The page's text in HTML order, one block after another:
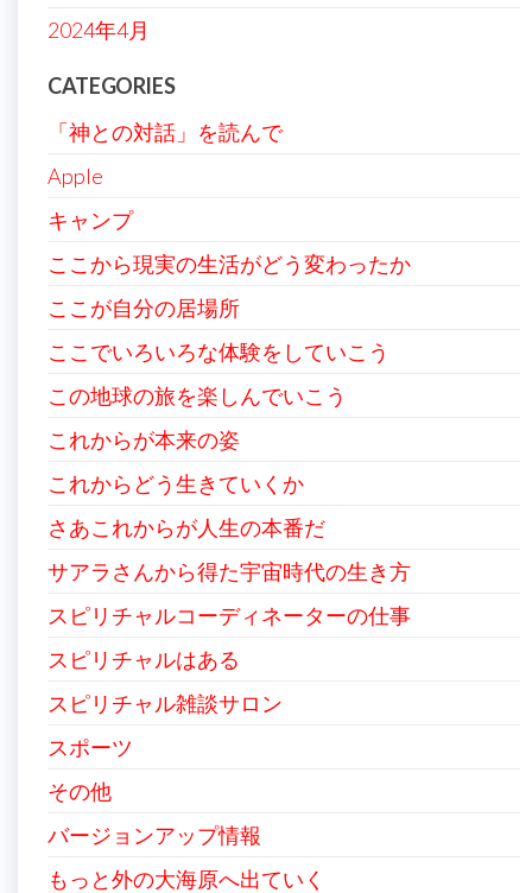
2024年4月
CATEGORIES
「神との対話」を読んで
Apple
キャンプ
ここから現実の生活がどう変わったか
ここが自分の居場所
ここでいろいろな体験をしていこう
この地球の旅を楽しんでいこう
これからが本来の姿
これからどう生きていくか
さあこれからが人生の本番だ
サアラさんから得た宇宙時代の生き方
スピリチャルコーディネーターの仕事
スピリチャルはある
スピリチャル雑談サロン
スポーツ
その他
バージョンアップ情報
もっと外の大海原へ出ていく